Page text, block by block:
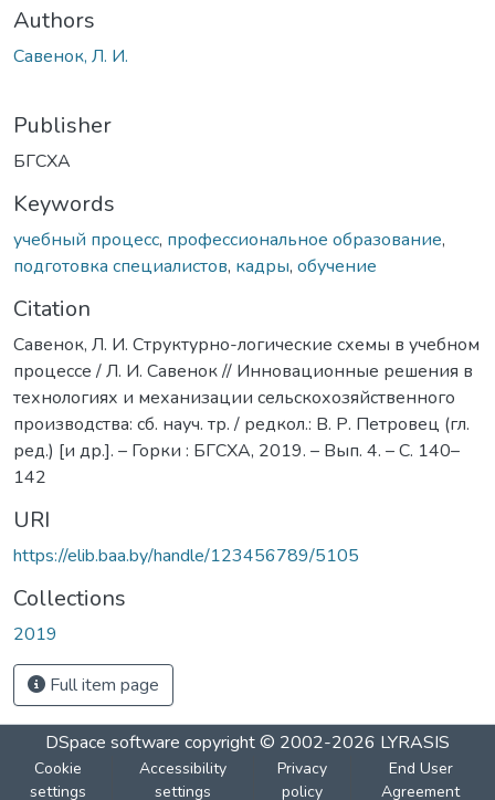
Authors
Савенок, Л. И.
Publisher
БГСХА
Keywords
учебный процесс, профессиональное образование,
подготовка специалистов, кадры, обучение
Citation
Савенок, Л. И. Структурно-логические схемы в учебном
процессе / Л. И. Савенок // Инновационные решения в
технологиях и механизации сельскохозяйственного
производства: сб. науч. тр. / редкол.: В. Р. Петровец (гл.
ред.) [и др.]. – Горки : БГСХА, 2019. – Вып. 4. – С. 140–
142
URI
https://elib.baa.by/handle/123456789/5105
Collections
2019
Full item page
DSpace software copyright © 2002-2026 LYRASIS
Cookie
settings
Accessibility
settings
Privacy
policy
End User
Agreement